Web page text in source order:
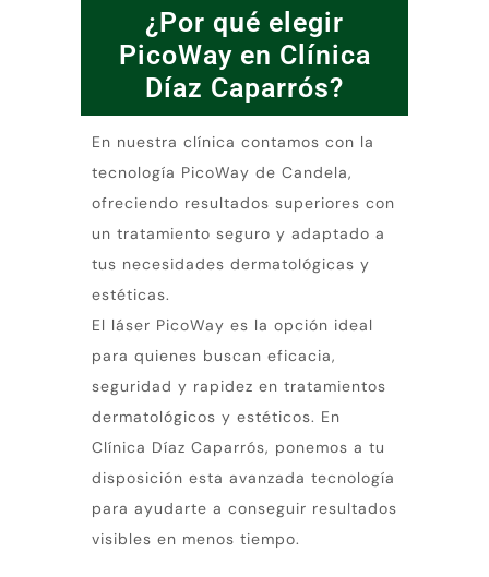
¿Por qué elegir
PicoWay en Clínica
Díaz Caparrós?
En nuestra clínica contamos con la
tecnología PicoWay de Candela,
ofreciendo resultados superiores con
un tratamiento seguro y adaptado a
tus necesidades dermatológicas y
estéticas.
El láser PicoWay es la opción ideal
para quienes buscan eficacia,
seguridad y rapidez en tratamientos
dermatológicos y estéticos. En
Clínica Díaz Caparrós, ponemos a tu
disposición esta avanzada tecnología
para ayudarte a conseguir resultados
visibles en menos tiempo.